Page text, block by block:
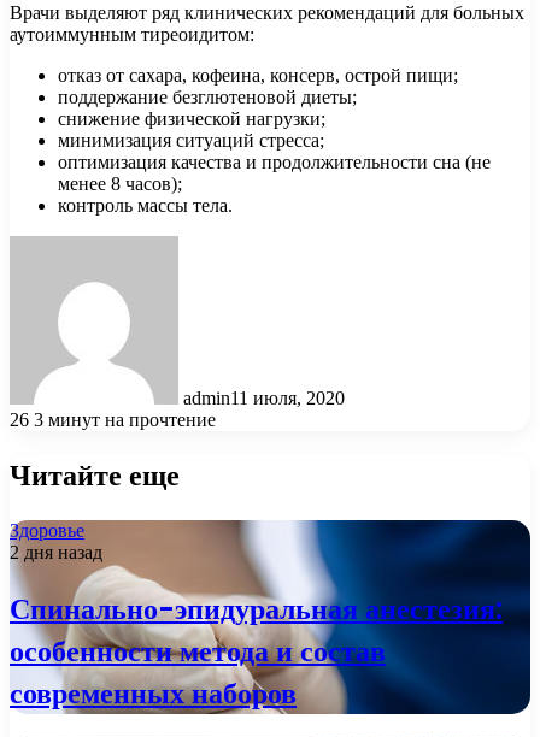
Врачи выделяют ряд клинических рекомендаций для больных
аутоиммунным тиреоидитом:
отказ от сахара, кофеина, консерв, острой пищи;
поддержание безглютеновой диеты;
снижение физической нагрузки;
минимизация ситуаций стресса;
оптимизация качества и продолжительности сна (не
менее 8 часов);
контроль массы тела.
admin11 июля, 2020
26 3 минут на прочтение
Читайте еще
Здоровье
2 дня назад
Спинально-эпидуральная анестезия:
особенности метода и состав
современных наборов